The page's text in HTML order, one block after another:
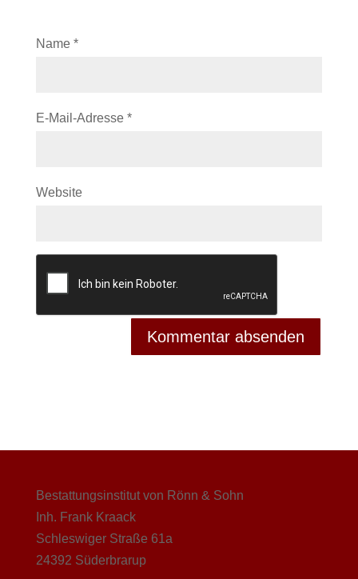
Name *
E-Mail-Adresse *
Website
Bestattungsinstitut von Rönn & Sohn
Inh. Frank Kraack
Schleswiger Straße 61a
24392 Süderbrarup